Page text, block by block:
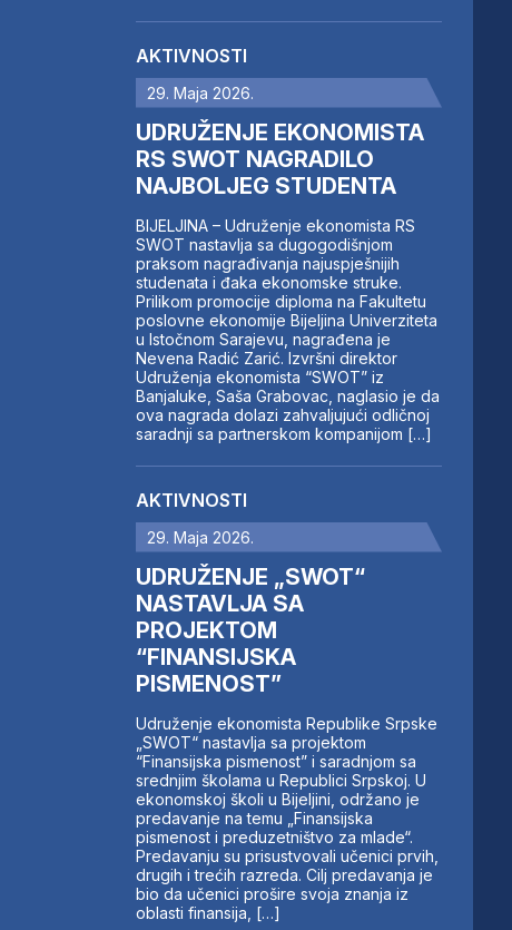
AKTIVNOSTI
29. Maja 2026.
UDRUŽENJE EKONOMISTA
RS SWOT NAGRADILO
NAJBOLJEG STUDENTA
BIJELJINA – Udruženje ekonomista RS
SWOT nastavlja sa dugogodišnjom
praksom nagrađivanja najuspješnijih
studenata i đaka ekonomske struke.
Prilikom promocije diploma na Fakultetu
poslovne ekonomije Bijeljina Univerziteta
u Istočnom Sarajevu, nagrađena je
Nevena Radić Zarić. Izvršni direktor
Udruženja ekonomista “SWOT” iz
Banjaluke, Saša Grabovac, naglasio je da
ova nagrada dolazi zahvaljujući odličnoj
saradnji sa partnerskom kompanijom […]
AKTIVNOSTI
29. Maja 2026.
UDRUŽENJE „SWOT“
NASTAVLJA SA
PROJEKTOM
“FINANSIJSKA
PISMENOST”
Udruženje ekonomista Republike Srpske
„SWOT“ nastavlja sa projektom
“Finansijska pismenost” i saradnjom sa
srednjim školama u Republici Srpskoj. U
ekonomskoj školi u Bijeljini, održano je
predavanje na temu „Finansijska
pismenost i preduzetništvo za mlade“.
Predavanju su prisustvovali učenici prvih,
drugih i trećih razreda. Cilj predavanja je
bio da učenici prošire svoja znanja iz
oblasti finansija, […]